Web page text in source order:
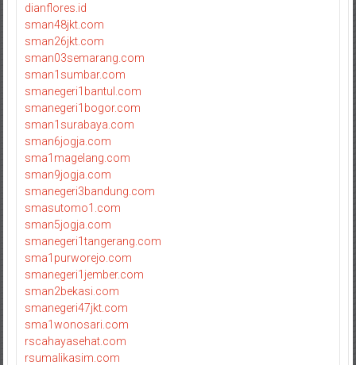
dianflores.id
sman48jkt.com
sman26jkt.com
sman03semarang.com
sman1sumbar.com
smanegeri1bantul.com
smanegeri1bogor.com
sman1surabaya.com
sman6jogja.com
sma1magelang.com
sman9jogja.com
smanegeri3bandung.com
smasutomo1.com
sman5jogja.com
smanegeri1tangerang.com
sma1purworejo.com
smanegeri1jember.com
sman2bekasi.com
smanegeri47jkt.com
sma1wonosari.com
rscahayasehat.com
rsumalikasim.com